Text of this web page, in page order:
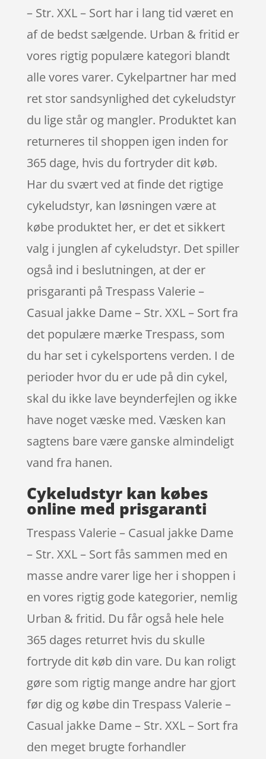
– Str. XXL – Sort har i lang tid været en
af de bedst sælgende. Urban & fritid er
vores rigtig populære kategori blandt
alle vores varer. Cykelpartner har med
ret stor sandsynlighed det cykeludstyr
du lige står og mangler. Produktet kan
returneres til shoppen igen inden for
365 dage, hvis du fortryder dit køb.
Har du svært ved at finde det rigtige
cykeludstyr, kan løsningen være at
købe produktet her, er det et sikkert
valg i junglen af cykeludstyr. Det spiller
også ind i beslutningen, at der er
prisgaranti på Trespass Valerie –
Casual jakke Dame – Str. XXL – Sort fra
det populære mærke Trespass, som
du har set i cykelsportens verden. I de
perioder hvor du er ude på din cykel,
skal du ikke lave beynderfejlen og ikke
have noget væske med. Væsken kan
sagtens bare være ganske almindeligt
vand fra hanen.
Cykeludstyr kan købes
online med prisgaranti
Trespass Valerie – Casual jakke Dame
– Str. XXL – Sort fås sammen med en
masse andre varer lige her i shoppen i
en vores rigtig gode kategorier, nemlig
Urban & fritid. Du får også hele hele
365 dages returret hvis du skulle
fortryde dit køb din vare. Du kan roligt
gøre som rigtig mange andre har gjort
før dig og købe din Trespass Valerie –
Casual jakke Dame – Str. XXL – Sort fra
den meget brugte forhandler